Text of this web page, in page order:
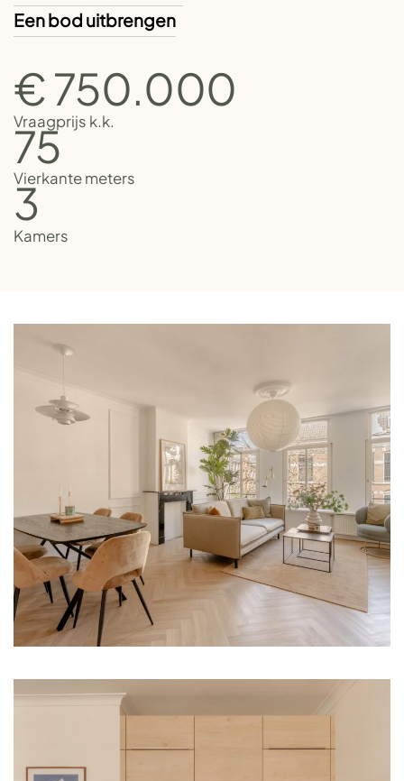
Een bod uitbrengen
€ 750.000
Vraagprijs k.k.
75
Vierkante meters
3
Kamers